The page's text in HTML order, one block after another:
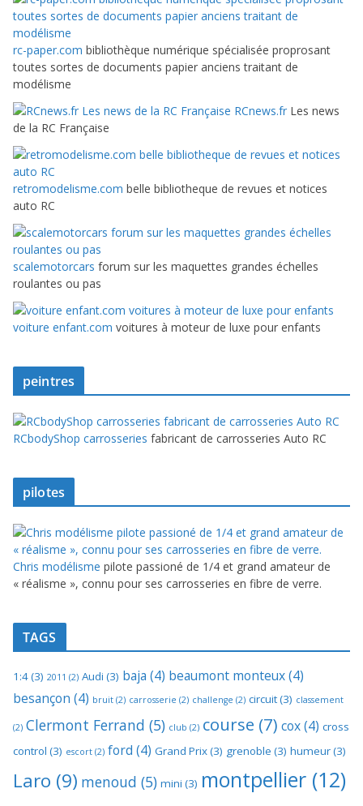
rc-paper.com bibliothèque numérique spécialisée proprosant
toutes sortes de documents papier anciens traitant de
modélisme
RCnews.fr Les news
de la RC Française
retromodelisme.com belle bibliotheque de revues et notices
auto RC
scalemotorcars forum sur les maquettes grandes échelles
roulantes ou pas
voiture enfant.com voitures à moteur de luxe pour enfants
peintres
RCbodyShop carrosseries fabricant de carrosseries Auto RC
pilotes
Chris modélisme pilote passioné de 1/4 et grand amateur de
« réalisme », connu pour ses carrosseries en fibre de verre.
TAGS
1:4(3) 2011 (2) Audi (3) baja (4) beaumont monteux(4)
besançon (4) bruit (2) carrosserie (2) challenge (2) circuit(3) classement
(2) Clermont Ferrand (5) club (2) course (7) cox(4) cross
control (3) escort (2) ford (4) Grand Prix(3) grenoble (3) humeur(3)
Laro (9) menoud (5) mini (3) montpellier (12)